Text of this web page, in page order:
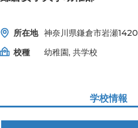
所在地 神奈川県鎌倉市岩瀬1420
校種
幼稚園, 共学校
学校情報